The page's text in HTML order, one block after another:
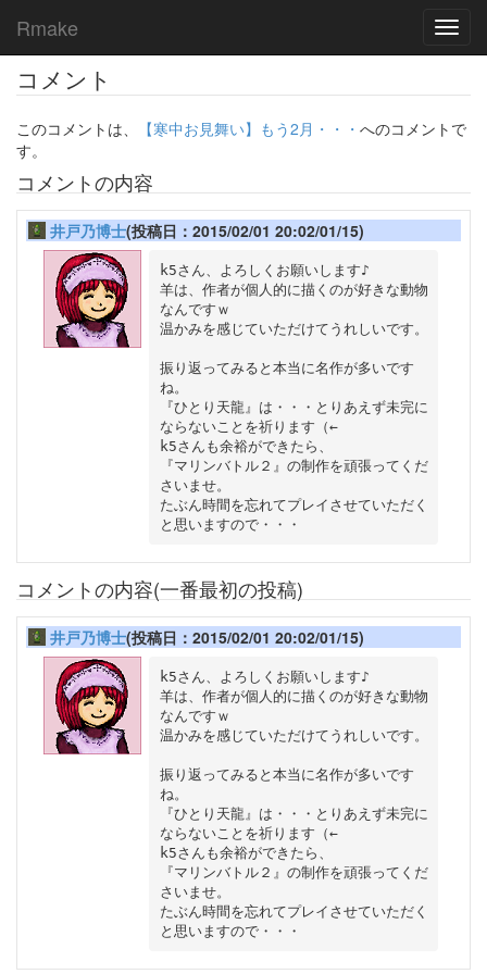
Rmake
コメント
このコメントは、 【寒中お見舞い】もう2月・・・ へのコメントで
す。
コメントの内容
井戸乃博士(投稿日：2015/02/01 20:02/01/15)
k5さん、よろしくお願いします♪
羊は、作者が個人的に描くのが好きな動物
なんですｗ
温かみを感じていただけてうれしいです。
振り返ってみると本当に名作が多いです
ね。
『ひとり天龍』は・・・とりあえず未完に
ならないことを祈ります（←
k5さんも余裕ができたら、
『マリンバトル２』の制作を頑張ってくだ
さいませ。
たぶん時間を忘れてプレイさせていただく
コメントの内容(一番最初の投稿)
井戸乃博士(投稿日：2015/02/01 20:02/01/15)
k5さん、よろしくお願いします♪
羊は、作者が個人的に描くのが好きな動物
なんですｗ
温かみを感じていただけてうれしいです。
振り返ってみると本当に名作が多いです
ね。
『ひとり天龍』は・・・とりあえず未完に
ならないことを祈ります（←
k5さんも余裕ができたら、
『マリンバトル２』の制作を頑張ってくだ
さいませ。
たぶん時間を忘れてプレイさせていただく